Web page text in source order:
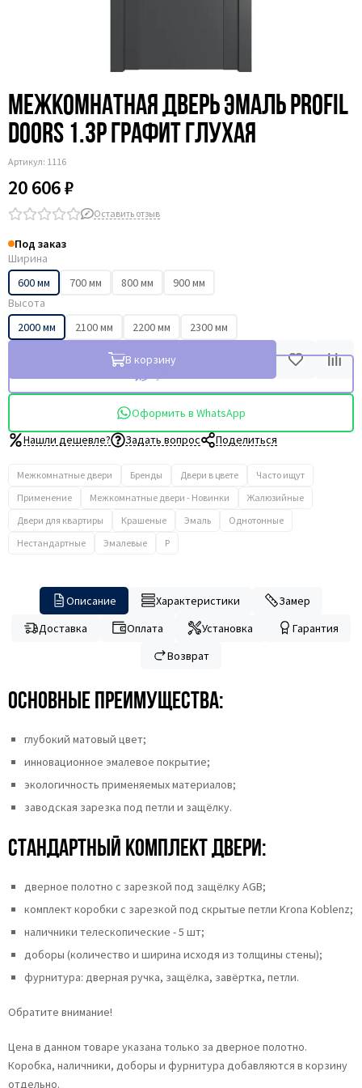
Межкомнатная дверь эмаль Profil
Doors 1.3P графит глухая
Артикул: 1116
20 606 ₽
Оставить отзыв
Под заказ
Ширина
600 мм
700 мм 800 мм
900 мм
Высота
2000 мм
2100 мм 2200 мм 2300 мм
В корзину
Оформить в WhatsApp
Нашли дешевле?
Задать вопрос Поделиться
Межкомнатные двери Бренды Двери в цвете
Часто ищут
Применение
Межкомнатные двери - Новинки
Жалюзийные
Двери для квартиры
Крашеные Эмаль
Однотонные
Нестандартные
Эмалевые P
Описание Характеристики
Замер
Доставка
Оплата Установка
Гарантия
Возврат
Основные преимущества:
глубокий матовый цвет;
инновационное эмалевое покрытие;
экологичность применяемых материалов;
заводская зарезка под петли и защёлку.
Стандартный комплект двери:
дверное полотно с зарезкой под защёлку AGB;
комплект коробки с зарезкой под скрытые петли Krona Koblenz;
наличники телескопические - 5 шт;
доборы (количество и ширина исходя из толщины стены);
фурнитура: дверная ручка, защёлка, завёртка, петли.
Обратите внимание!
Цена в данном товаре указана только за дверное полотно.
Коробка, наличники, доборы и фурнитура добавляются в корзину
отдельно.